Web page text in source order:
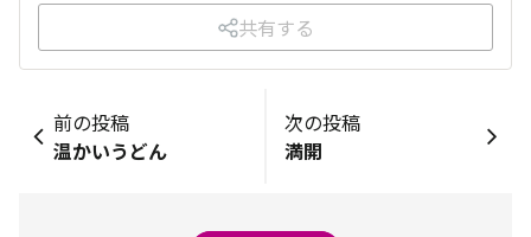
共有する
前の投稿
温かいうどん
次の投稿
満開